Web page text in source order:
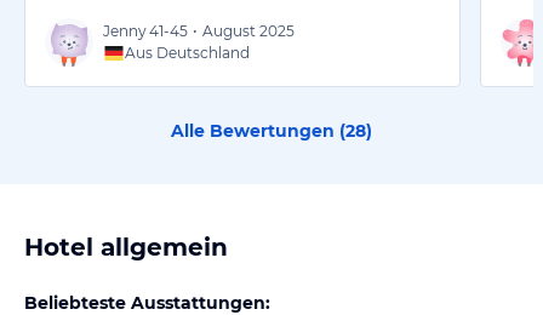
Jenny41-45 • August 2025
Aus Deutschland
Alle Bewertungen (28)
Hotel allgemein
Beliebteste Ausstattungen: